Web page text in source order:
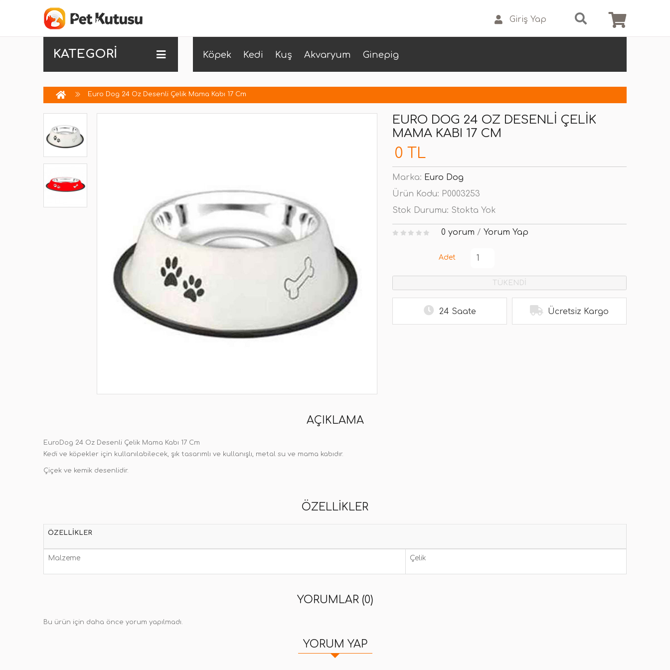
Giriş Yap
KATEGORİ Köpek Kedi Kuş Akvaryum Ginepig
Euro Dog 24 Oz Desenli Çelik Mama Kabı 17 Cm
EURO DOG 24 OZ DESENLI ÇELIK
MAMA KABI 17 CM
0 TL
Marka: Euro Dog
Ürün Kodu: P0003253
Stok Durumu: Stokta Yok
0 yorum / Yorum Yap
Adet
TÜKENDİ
24 Saate Ücretsiz Kargo
AÇIKLAMA
EuroDog 24 Oz Desenli Çelik Mama Kabı 17 Cm
Kedi ve köpekler için kullanılabilecek, şık tasarımlı ve kullanışlı, metal su ve mama kabıdır.
Çiçek ve kemik desenlidir.
ÖZELLIKLER
ÖZELLIKLER
Malzeme Çelik
YORUMLAR (0)
Bu ürün için daha önce yorum yapılmadı.
YORUM YAP